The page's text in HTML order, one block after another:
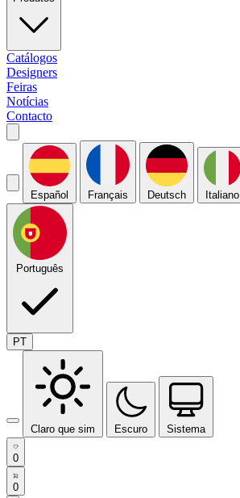
Catálogos
Designers
Feiras
Notícias
Contacto
Español Français Deutsch Italiano
Português
PT
Claro que sim Escuro Sistema
0
0